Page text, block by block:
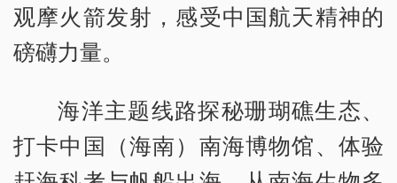
观摩火箭发射，感受中国航天精神的
磅礴力量。
海洋主题线路探秘珊瑚礁生态、
打卡中国（海南）南海博物馆、体验